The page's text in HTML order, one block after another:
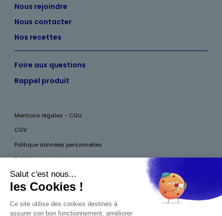
Nous rejoindre
Nous contacter
Nos recettes
Foire aux questions
Rappel produit
Mentions légales - CGU
CGV
Politique données personnelles
Politique des cookies
Accessibilité
Pour votre santé, mangez au moins cinq fruits et légumes par jour, plus